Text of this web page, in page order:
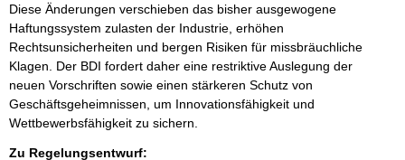
Diese Änderungen verschieben das bisher ausgewogene
Haftungssystem zulasten der Industrie, erhöhen
Rechtsunsicherheiten und bergen Risiken für missbräuchliche
Klagen. Der BDI fordert daher eine restriktive Auslegung der
neuen Vorschriften sowie einen stärkeren Schutz von
Geschäftsgeheimnissen, um Innovationsfähigkeit und
Wettbewerbsfähigkeit zu sichern.
Zu Regelungsentwurf: